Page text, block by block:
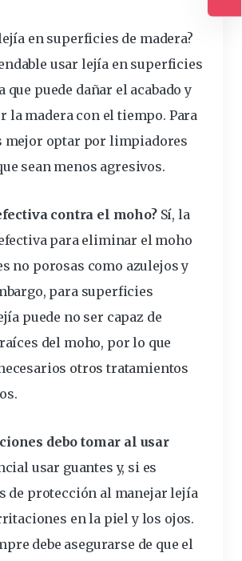
en superficies de madera?
usar lejía en superficies
que puede dañar el acabado y
la madera con el tiempo. Para
mejor optar por limpiadores
sean menos agresivos.
contra el moho?Sí, la
para eliminar el moho
no porosas como azulejos y
para superficies
puede no ser capaz de
del moho, por lo que
otros tratamientos
debo tomar al usar
usar guantes y, si es
de protección al manejar lejía
en la piel y los ojos.
debe asegurarse de que el